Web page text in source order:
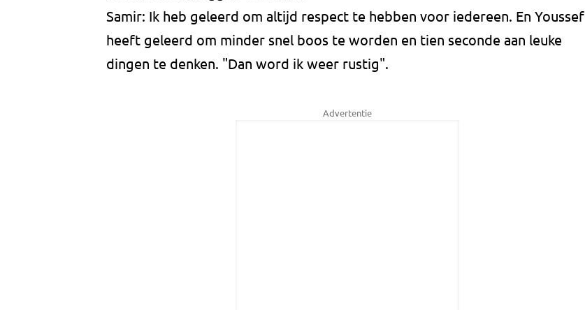
Samir: Ik heb geleerd om altijd respect te hebben voor iedereen. En Youssef
heeft geleerd om minder snel boos te worden en tien seconde aan leuke
dingen te denken. "Dan word ik weer rustig".
Advertentie